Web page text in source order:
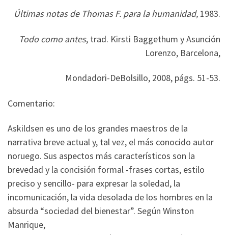
Últimas notas de Thomas F. para la humanidad, 1983.
Todo como antes, trad. Kirsti Baggethum y Asunción
Lorenzo, Barcelona,
Mondadori-DeBolsillo, 2008, págs. 51-53.
Comentario:
Askildsen es uno de los grandes maestros de la
narrativa breve actual y, tal vez, el más conocido autor
noruego. Sus aspectos más característicos son la
brevedad y la concisión formal -frases cortas, estilo
preciso y sencillo- para expresar la soledad, la
incomunicación, la vida desolada de los hombres en la
absurda “sociedad del bienestar”. Según Winston
Manrique,